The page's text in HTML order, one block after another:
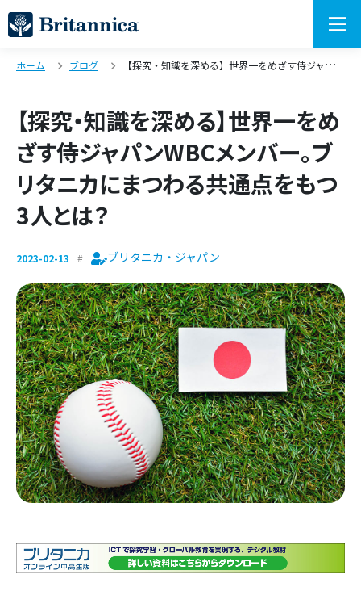
ホーム ブログ 【探究・知識を深める】世界一をめざす侍ジャパンWBCメンバー。ブリタニカにまつわる共通点をもつ3人とは？
【探究・知識を深める】世界一をめ
ざす侍ジャパンWBCメンバー。ブ
リタニカにまつわる共通点をもつ
3人とは？
2023-02-13 ブリタニカ・ジャパン